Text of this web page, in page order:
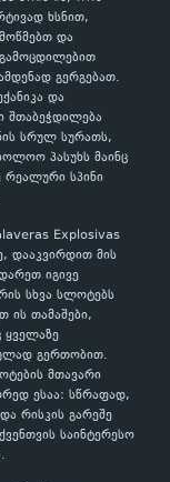
ხსნით,
და
გერგებათ.
და
შთაბეჭდილება
სრულ სურათს,
პასუხს მაინც
რეალური სპინი
Explosivas
დააკვირდით მის
იგივე
სხვა სლოტებს
ის თამაშები,
გერთობით.
მთავარი
ესაა: სწრაფად,
რისკის გარეშე
საინტერესო